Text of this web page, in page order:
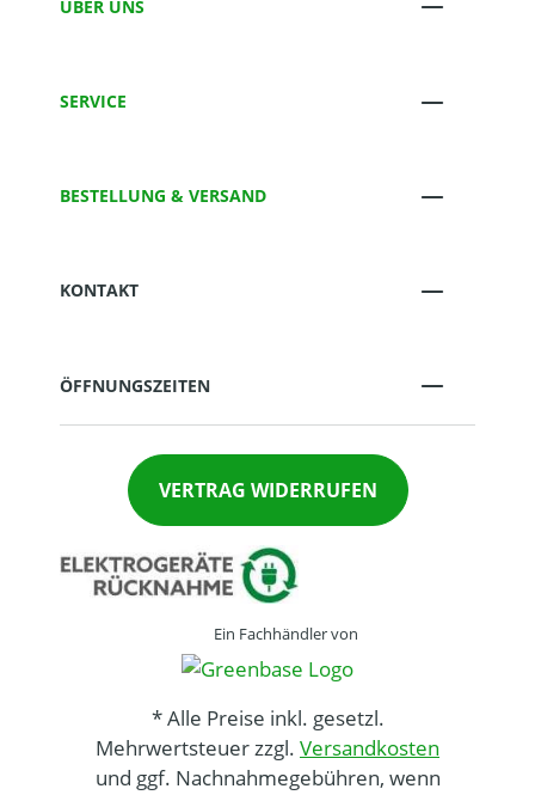
ÜBER UNS
SERVICE
BESTELLUNG & VERSAND
KONTAKT
ÖFFNUNGSZEITEN
VERTRAG WIDERRUFEN
Ein Fachhändler von
* Alle Preise inkl. gesetzl.
Mehrwertsteuer zzgl. Versandkosten
und ggf. Nachnahmegebühren, wenn